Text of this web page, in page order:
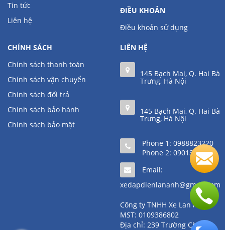
Tin tức
Liên hệ
ĐIỀU KHOẢN
Điều khoản sử dụng
CHÍNH SÁCH
Chính sách thanh toán
Chính sách vận chuyển
Chính sách đổi trả
Chính sách bảo hành
Chính sách bảo mật
LIÊN HỆ
145 Bạch Mai, Q. Hai Bà
Trưng, Hà Nội
145 Bạch Mai, Q. Hai Bà
Trưng, Hà Nội
Phone 1: 0988823220
Phone 2: 0901361111
Email:
xedapdienlananh@gmail.com
Công ty TNHH Xe Lan Anh
MST: 0109386802
Địa chỉ: 239 Trường Chinh,